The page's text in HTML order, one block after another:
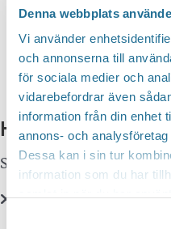
Denna webbplats
Vi använder
och annonserna till
för sociala medier och
vidarebefordrar även
information från din enhet
annons- och
Dessa kan i sin tur
information som du har
Hittar du inte vad
Sök här...